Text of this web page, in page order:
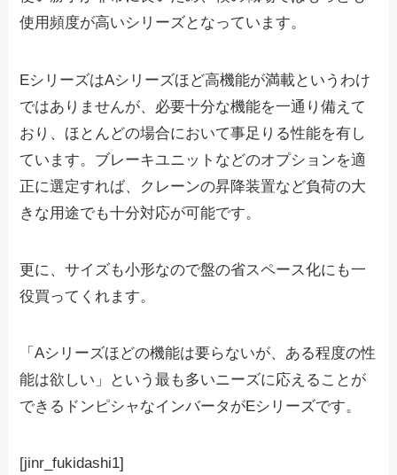
使用頻度が高いシリーズとなっています。
EシリーズはAシリーズほど高機能が満載というわけ
ではありませんが、必要十分な機能を一通り備えて
おり、ほとんどの場合において事足りる性能を有し
ています。ブレーキユニットなどのオプションを適
正に選定すれば、クレーンの昇降装置など負荷の大
きな用途でも十分対応が可能です。
更に、サイズも小形なので盤の省スペース化にも一
役買ってくれます。
「Aシリーズほどの機能は要らないが、ある程度の性
能は欲しい」という最も多いニーズに応えることが
できるドンピシャなインバータがEシリーズです。
[jinr_fukidashi1]